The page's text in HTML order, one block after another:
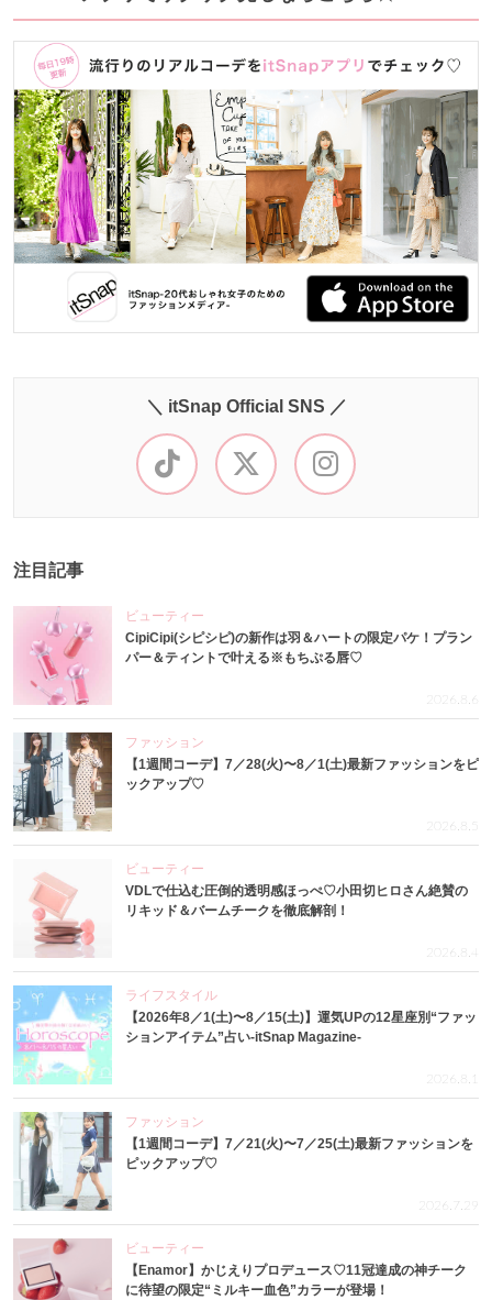
＼ itSnap Official SNS ／
注目記事
ビューティー
CipiCipi(シピシピ)の新作は羽＆ハートの限定パケ！プラン
パー＆ティントで叶える※もちぷる唇♡
2026.8.6
ファッション
【1週間コーデ】7／28(火)〜8／1(土)最新ファッションをピ
ックアップ♡
2026.8.5
ビューティー
VDLで仕込む圧倒的透明感ほっぺ♡小田切ヒロさん絶賛の
リキッド＆バームチークを徹底解剖！
2026.8.4
ライフスタイル
【2026年8／1(土)〜8／15(土)】運気UPの12星座別“ファッ
ションアイテム”占い-itSnap Magazine-
2026.8.1
ファッション
【1週間コーデ】7／21(火)〜7／25(土)最新ファッションを
ピックアップ♡
2026.7.29
ビューティー
【Enamor】かじえりプロデュース♡11冠達成の神チーク
に待望の限定“ミルキー血色”カラーが登場！